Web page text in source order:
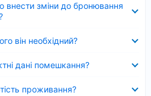
внести зміни до бронювання
він необхідний?
дані помешкання?
проживання?